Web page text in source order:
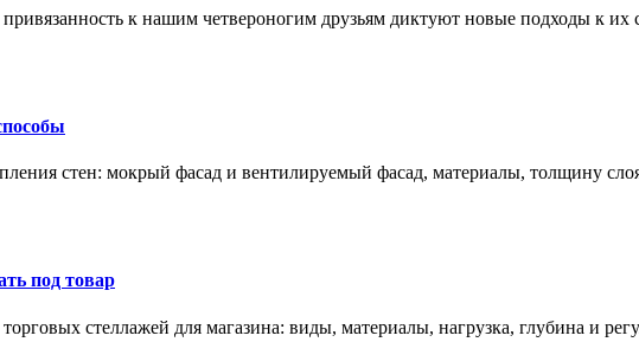
к нашим четвероногим друзьям диктуют новые подходы к их
стен: мокрый фасад и вентилируемый фасад, материалы, толщину
под товар
стеллажей для магазина: виды, материалы, нагрузка, глубина и